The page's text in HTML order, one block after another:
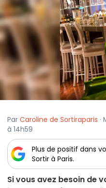
Par Caroline de Sortiraparis ·
à 14h59
Plus de positif dans
Sortir à Paris.
Si vous avez besoin de